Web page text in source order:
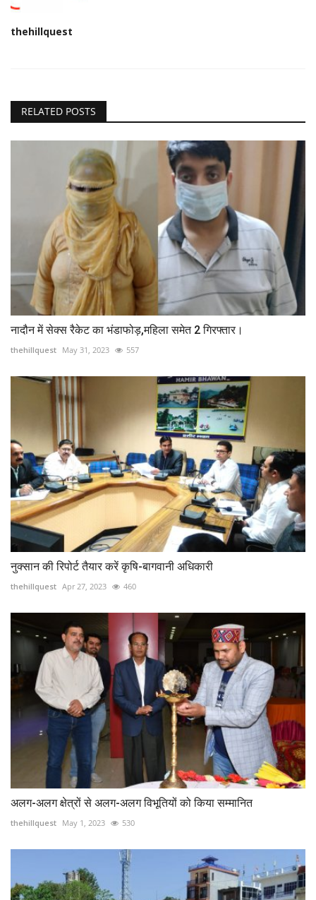
thehillquest
RELATED POSTS
नादौन में सेक्स रैकेट का भंडाफोड़,महिला समेत 2 गिरफ्तार।
thehillquest May 31, 2023 557
नुक्सान की रिपोर्ट तैयार करें कृषि-बागवानी अधिकारी
thehillquest Apr 27, 2023 460
अलग-अलग क्षेत्रों से अलग-अलग विभूतियों को किया सम्मानित
thehillquest May 1, 2023 530